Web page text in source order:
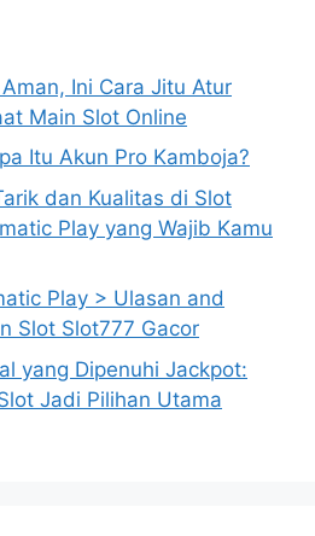
Ini Cara Jitu Atur
Main Slot Online
Itu Akun Pro Kamboja?
dan Kualitas di Slot
Play yang Wajib Kamu
Play > Ulasan and
Slot Slot777 Gacor
yang Dipenuhi Jackpot:
Jadi Pilihan Utama